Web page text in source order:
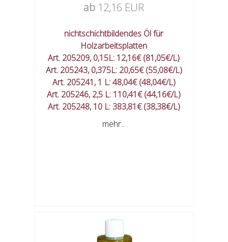
ab 12,16 EUR
nichtschichtbildendes Öl für
Holzarbeitsplatten
Art. 205209, 0,15L: 12,16€ (81,05€/L)
Art. 205243, 0,375L: 20,65€ (55,08€/L)
Art. 205241, 1 L: 48,04€ (48,04€/L)
Art. 205246, 2,5 L: 110,41€ (44,16€/L)
Art. 205248, 10 L: 383,81€ (38,38€/L)
mehr...